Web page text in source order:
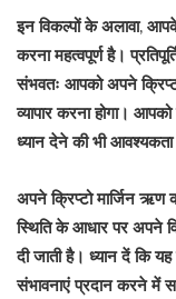
इन विकल्पों के अलावा,
करना महत्वपूर्ण है।
संभवतः आपको अपने
व्यापार करना होगा।
ध्यान देने की भी
अपने क्रिप्टो मार्जिन ऋण
स्थिति के आधार पर अपने
दी जाती है। ध्यान दें कि
संभावनाएं प्रदान करने में